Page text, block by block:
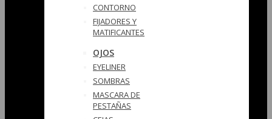
CONTORNO
FIJADORES Y
MATIFICANTES
OJOS
EYELINER
SOMBRAS
MASCARA DE
PESTAÑAS